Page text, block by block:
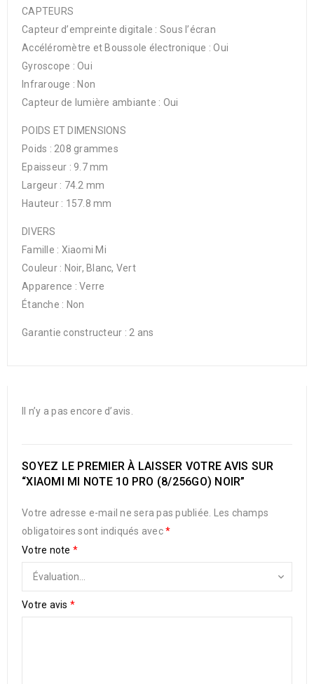
CAPTEURS
Capteur d’empreinte digitale : Sous l’écran
Accéléromètre et Boussole électronique : Oui
Gyroscope : Oui
Infrarouge : Non
Capteur de lumière ambiante : Oui
POIDS ET DIMENSIONS
Poids : 208 grammes
Epaisseur : 9.7 mm
Largeur : 74.2 mm
Hauteur : 157.8 mm
DIVERS
Famille : Xiaomi Mi
Couleur : Noir, Blanc, Vert
Apparence : Verre
Étanche : Non
Garantie constructeur : 2 ans
Il n’y a pas encore d’avis.
SOYEZ LE PREMIER À LAISSER VOTRE AVIS SUR
“XIAOMI MI NOTE 10 PRO (8/256GO) NOIR”
Votre adresse e-mail ne sera pas publiée.
Les champs
obligatoires sont indiqués avec*
Votre note *
Votre avis *